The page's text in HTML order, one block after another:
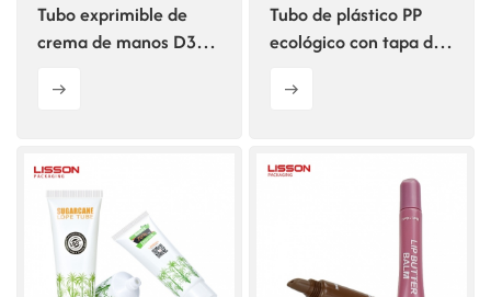
中文
Tubo exprimible de
crema de manos D30
Tubo de plástico PP
ecológico con tapa de